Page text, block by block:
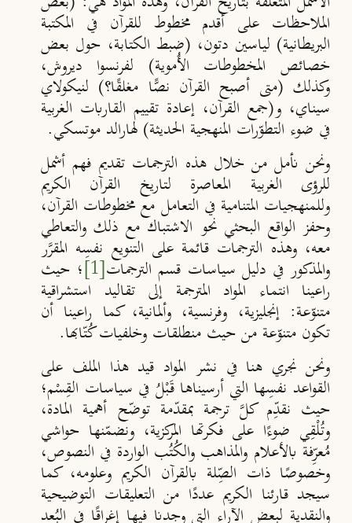
الملاحظات على أقدم مخطوط للقرآن في المكتبة
البريطانية) لياسين دتون، (ضبط الكتابة، حول بعض
خصائص المخطوطات الأُموية) لفرنسوا ديروش،
وكذلك (متى أصبح القرآن نصًّا مغلقًا؟) لنيكولاي
سيناي، و(جمع القرآن، إعادة تقييم القاربات الغربية
في ضوء التطوّرات المنهجية الحديثة) لهارالد موتسكي.
ونحن نأمل من خلال هذه الترجمات تقديم فهم أشمل
للرؤى الغربية المعاصرة لتاريخ القرآن الكريم
وللمنهجيات المتنامية في التعامل مع مخطوطات القرآن،
وحفز الواقع البحثي نحو الاشتباك مع ذلك والتعاطي
معه، وهذه الترجمات قائمة على التنويع نفسِه المقرَّر
والمذكور في دليل سياسات قسم الترجمات[1] ؛ حيث
راعينا انتماء المواد المترجمة إلى تقاليد استشراقية
متنوّعة: إنجليزية، وفرنسية، وألمانية، كما راعينا أن
تكون متنوّعة من حيث منطلقات وخلفيات كُتّابها.
ونحن نجري هنا في نشر المواد قيد هذا الملف على
القواعد نفسِها التي أرسيناها قَبْلُ في سياسات القِسْم؛
حيث نقدِّم كلَّ ترجمة بمقدّمة توضّح أهمية المادة،
وتُلْقِي ضوءًا على فكرتها المركزية، ونضمّنها حواشي
مُعرِّفة بالأعلام والمذاهب والكُتُب الواردة في النصوص،
وخصوصًا ذات الصِّلة بالقرآن الكريم وعلومه، كما
سيجد قارئنا الكريم عددًا من التعليقات التوضيحية
والنقدية لبعض الآراء التي وجدنا فيها إغراقًا في البُعد